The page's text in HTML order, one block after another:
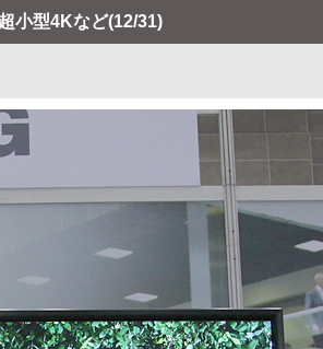
小型4Kなど(12/31)